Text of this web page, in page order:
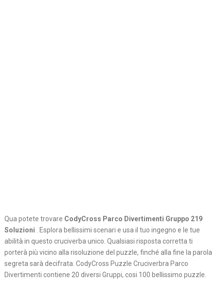
Qua potete trovare CodyCross Parco Divertimenti Gruppo 219
Soluzioni . Esplora bellissimi scenari e usa il tuo ingegno e le tue
abilità in questo cruciverba unico. Qualsiasi risposta corretta ti
porterà più vicino alla risoluzione del puzzle, finché alla fine la parola
segreta sarà decifrata. CodyCross Puzzle Cruciverbra Parco
Divertimenti contiene 20 diversi Gruppi, cosi 100 bellissimo puzzle.